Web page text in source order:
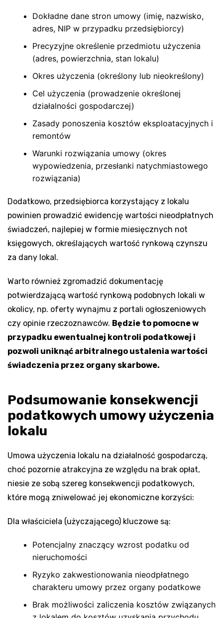
Dokładne dane stron umowy (imię, nazwisko,
adres, NIP w przypadku przedsiębiorcy)
Precyzyjne określenie przedmiotu użyczenia
(adres, powierzchnia, stan lokalu)
Okres użyczenia (określony lub nieokreślony)
Cel użyczenia (prowadzenie określonej
działalności gospodarczej)
Zasady ponoszenia kosztów eksploatacyjnych i
remontów
Warunki rozwiązania umowy (okres
wypowiedzenia, przesłanki natychmiastowego
rozwiązania)
Dodatkowo, przedsiębiorca korzystający z lokalu
powinien prowadzić ewidencję wartości nieodpłatnych
świadczeń, najlepiej w formie miesięcznych not
księgowych, określających wartość rynkową czynszu
za dany lokal.
Warto również zgromadzić dokumentację
potwierdzającą wartość rynkową podobnych lokali w
okolicy, np. oferty wynajmu z portali ogłoszeniowych
czy opinie rzeczoznawców. Będzie to pomocne w
przypadku ewentualnej kontroli podatkowej i
pozwoli uniknąć arbitralnego ustalenia wartości
świadczenia przez organy skarbowe.
Podsumowanie konsekwencji
podatkowych umowy użyczenia
lokalu
Umowa użyczenia lokalu na działalność gospodarczą,
choć pozornie atrakcyjna ze względu na brak opłat,
niesie ze sobą szereg konsekwencji podatkowych,
które mogą zniwelować jej ekonomiczne korzyści:
Dla właściciela (użyczającego) kluczowe są:
Potencjalny znaczący wzrost podatku od
nieruchomości
Ryzyko zakwestionowania nieodpłatnego
charakteru umowy przez organy podatkowe
Brak możliwości zaliczenia kosztów związanych